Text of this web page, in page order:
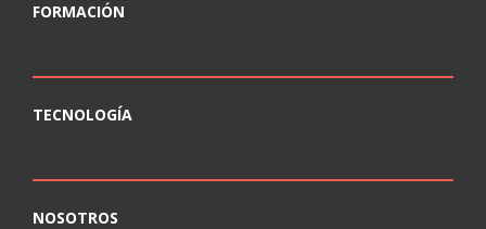
FORMACIÓN
TECNOLOGÍA
NOSOTROS